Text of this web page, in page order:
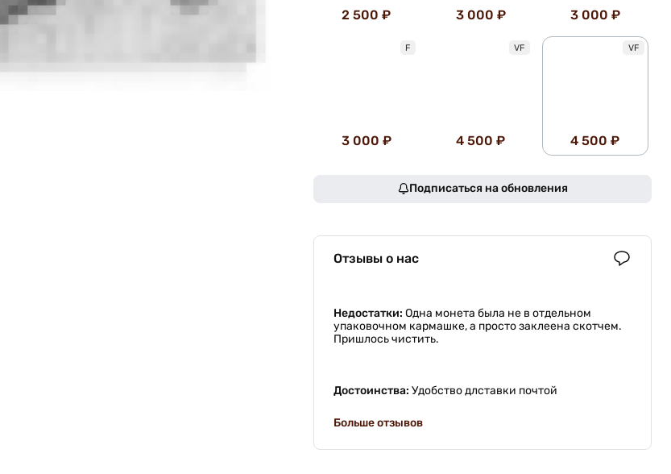
2 500 ₽ 3 000 ₽ 3 000 ₽
F
3 000 ₽
VF
4 500 ₽
VF
4 500 ₽
Подписаться на обновления
Отзывы о нас
Недостатки: Одна монета была не в отдельном
упаковочном кармашке, а просто заклеена скотчем.
Пришлось чистить.
Достоинства: Удобство длставки почтой
Больше отзывов